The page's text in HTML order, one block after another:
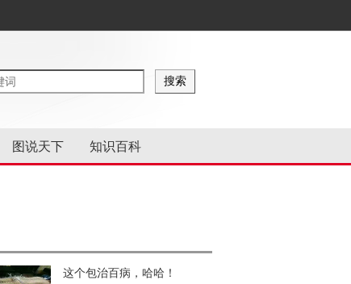
图说天下 知识百科
这个包治百病，哈哈！